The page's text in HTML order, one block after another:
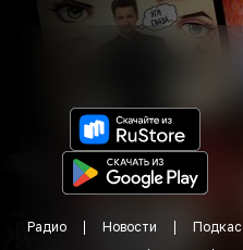
Радио Новости